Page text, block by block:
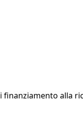
alla